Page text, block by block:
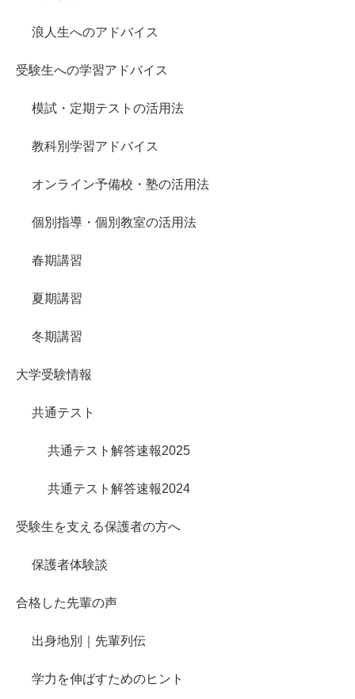
浪人生へのアドバイス
受験生への学習アドバイス
模試・定期テストの活用法
教科別学習アドバイス
オンライン予備校・塾の活用法
個別指導・個別教室の活用法
春期講習
夏期講習
冬期講習
大学受験情報
共通テスト
共通テスト解答速報2025
共通テスト解答速報2024
受験生を支える保護者の方へ
保護者体験談
合格した先輩の声
出身地別｜先輩列伝
学力を伸ばすためのヒント